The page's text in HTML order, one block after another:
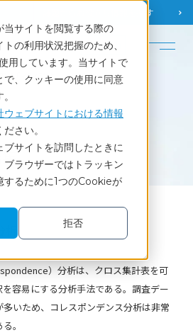
当サイトを閲覧する際の
の利用状況把握のため、
用しています。当サイトで
で、クッキーの使用に同意
ウェブサイトにおける情報
さい。
サイトを訪問したときに
ラウザーではトラッキン
するために1つのCookieが
拒否
お役立ち情報を探す
English
コレスポンデンス分析
）分析は、クロス集計表を可
容易にする分析手法である。調査デー
いため、コレスポンデンス分析は非常
。